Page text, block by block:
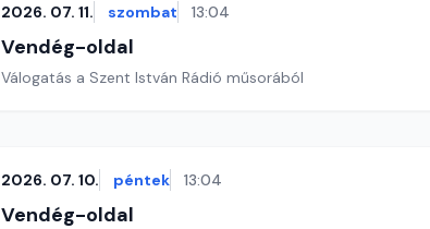
2026. 07. 11. szombat 13:04
Vendég-oldal
Válogatás a Szent István Rádió műsorából
2026. 07. 10. péntek 13:04
Vendég-oldal